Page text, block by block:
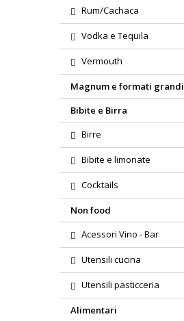
Rum/Cachaca
Vodka e Tequila
Vermouth
Magnum e formati grandi
Bibite e Birra
Birre
Bibite e limonate
Cocktails
Non food
Acessori Vino - Bar
Utensili cucina
Utensili pasticceria
Alimentari